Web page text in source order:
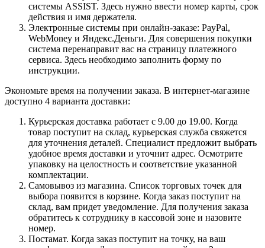
системы ASSIST. Здесь нужно ввести номер карты, срок
действия и имя держателя.
Электронные системы при онлайн-заказе: PayPal,
WebMoney и Яндекс.Деньги. Для совершения покупки
система перенаправит вас на страницу платежного
сервиса. Здесь необходимо заполнить форму по
инструкции.
Экономьте время на получении заказа. В интернет-магазине
доступно 4 варианта доставки:
Курьерская доставка работает с 9.00 до 19.00. Когда
товар поступит на склад, курьерская служба свяжется
для уточнения деталей. Специалист предложит выбрать
удобное время доставки и уточнит адрес. Осмотрите
упаковку на целостность и соответствие указанной
комплектации.
Самовывоз из магазина. Список торговых точек для
выбора появится в корзине. Когда заказ поступит на
склад, вам придет уведомление. Для получения заказа
обратитесь к сотруднику в кассовой зоне и назовите
номер.
Постамат. Когда заказ поступит на точку, на ваш